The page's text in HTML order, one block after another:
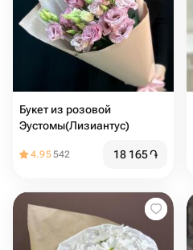
Букет из розовой
Эустомы(Лизиантус)
4.95542 18 165֏